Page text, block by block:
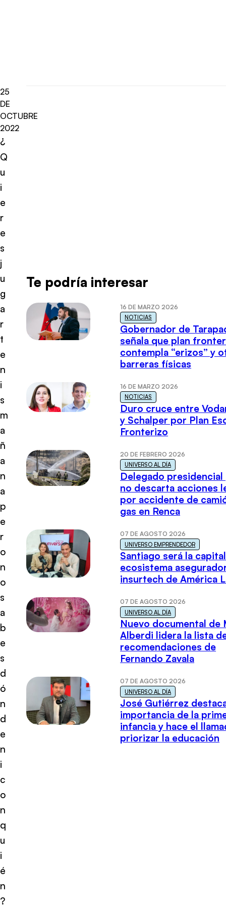
25
DE
OCTUBRE
2022
¿
Q
u
i
e
r
e
s
j
u
g
a
r
t
e
n
i
s
m
a
ñ
a
n
a
p
e
r
o
n
o
s
a
b
e
s
d
ó
n
d
e
n
i
c
o
n
q
u
i
é
n
?
Te podría interesar
16 DE MARZO 2026
NOTICIAS
Gobernador de
señala que plan
contempla “erizos” y
barreras físicas
16 DE MARZO 2026
NOTICIAS
Duro cruce entre
y Schalper por Plan
Fronterizo
20 DE FEBRERO 2026
UNIVERSO AL DÍA
Delegado presidencial
no descarta acciones
por accidente de
gas en Renca
07 DE AGOSTO 2026
UNIVERSO EMPRENDEDOR
Santiago será la
ecosistema
insurtech de América
07 DE AGOSTO 2026
UNIVERSO AL DÍA
Nuevo documental de
Alberdi lidera la lista
recomendaciones de
Fernando Zavala
07 DE AGOSTO 2026
UNIVERSO AL DÍA
José Gutiérrez
importancia de la
infancia y hace el
priorizar la educación